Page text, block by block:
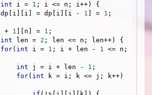
int i = 1 ; i <= n; i++) {
            dp[i][i] = dp[i][i -
1 ] = 1 ;
+
1 ][n] = 1 ;
int len = 2 ; len <= n; len++) {
for( int i = 1 ; i + len - 1 <= n;
int j = i + len - 1 ;
for( int k = i; k <= j; k++)